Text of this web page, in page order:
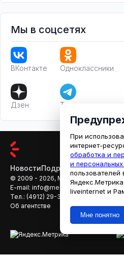
Мы в соцсетях
ВКонтакте Одноклассники
Дзен Телеграм
НовостиПодробностиАфиша
© 2009 - 2026, МЕДИАРЯЗАНЬ
E-mail: info@mediaryazan.ru
Тел.: (4912) 29-33-66
Об агентстве
При
интернет-
обработка и
и
пользователей
liveinternet и
Мне понятно